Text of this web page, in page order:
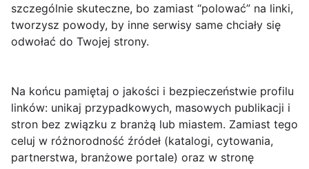
szczególnie skuteczne, bo zamiast “polować” na linki,
tworzysz powody, by inne serwisy same chciały się
odwołać do Twojej strony.
Na końcu pamiętaj o jakości i bezpieczeństwie profilu
linków: unikaj przypadkowych, masowych publikacji i
stron bez związku z branżą lub miastem. Zamiast tego
celuj w różnorodność źródeł (katalogi, cytowania,
partnerstwa, branżowe portale) oraz w stronę